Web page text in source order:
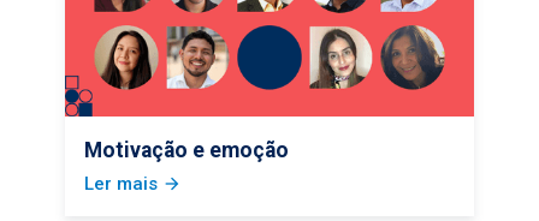
Motivação e emoção
Ler mais arrow_forward